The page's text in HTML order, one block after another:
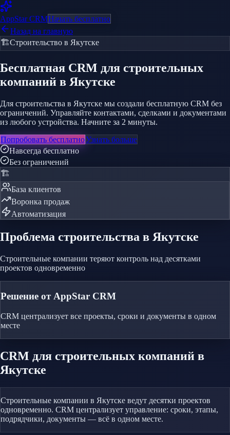
AppStarCRMНачать бесплатно
Назад на главную
🏗️Строительство в Якутске
Бесплатная CRM для строительных
компаний в Якутске
Для строительства в Якутске мы создали бесплатную CRM без
ограничений. Управляйте контактами, сделками и документами
из любого устройства. Начните за 2 минуты.
Попробовать бесплатноУзнать больше
Навсегда бесплатно
Без ограничений
🏗️
База клиентов
Воронка продаж
Автоматизация
Проблема строительства в Якутске
Строительные компании теряют контроль над десятками
проектов одновременно
Решение от AppStar CRM
CRM централизует все проекты, сроки и документы в одном
месте
CRM для строительных компаний в
Якутске
Строительные компании в Якутске ведут десятки проектов
одновременно. CRM централизует управление: сроки, этапы,
подрядчики, документы — всё в одном месте.